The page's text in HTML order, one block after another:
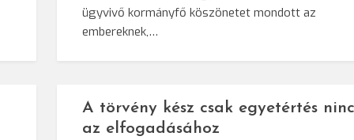
ügyvivő kormányfő köszönetet mondott az
embereknek,…
A törvény kész csak egyetértés
az elfogadásához